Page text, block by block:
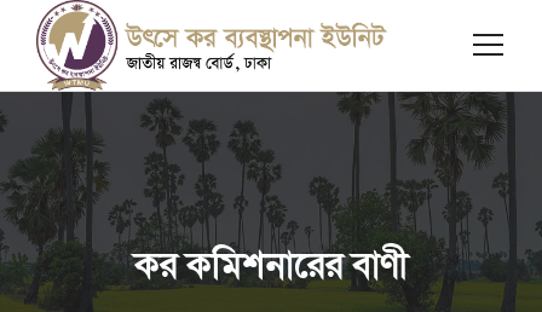
কর কমিশনারের বাণী